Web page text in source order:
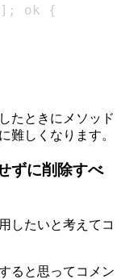
] ; ok
{
たときにメソッド
難しくなります。
ずに削除すべ
したいと考えてコ
ると思ってコメン